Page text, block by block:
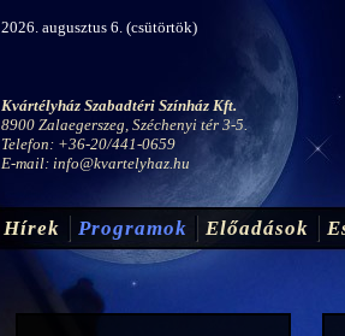
2026. augusztus 6. (csütörtök)
Kvártélyház Szabadtéri Színház Kft.
8900 Zalaegerszeg, Széchenyi tér 3-5.
Telefon: +36-20/441-0659
E-mail: info@kvartelyhaz.hu
Hírek Programok Előadások